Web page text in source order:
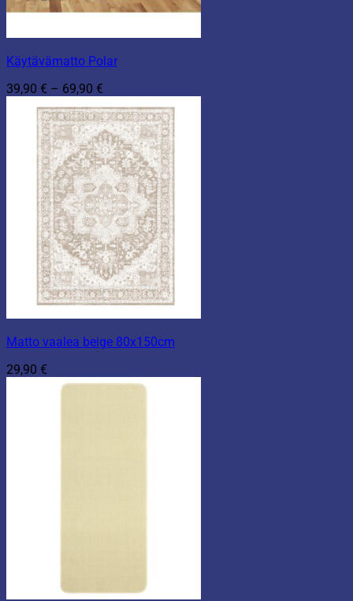
Käytävämatto Polar
39,90 € – 69,90 €
39,90 €
-
69,90 €
Matto vaalea beige 80x150cm
29,90 €